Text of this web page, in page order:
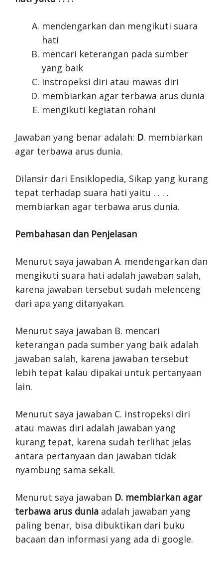
mendengarkan dan mengikuti suara
hati
mencari keterangan pada sumber
yang baik
instropeksi diri atau mawas diri
membiarkan agar terbawa arus dunia
mengikuti kegiatan rohani
Jawaban yang benar adalah: D. membiarkan
agar terbawa arus dunia.
Dilansir dari Ensiklopedia, Sikap yang kurang
tepat terhadap suara hati yaitu . . . .
membiarkan agar terbawa arus dunia.
Pembahasan dan Penjelasan
Menurut saya jawaban A. mendengarkan dan
mengikuti suara hati adalah jawaban salah,
karena jawaban tersebut sudah melenceng
dari apa yang ditanyakan.
Menurut saya jawaban B. mencari
keterangan pada sumber yang baik adalah
jawaban salah, karena jawaban tersebut
lebih tepat kalau dipakai untuk pertanyaan
lain.
Menurut saya jawaban C. instropeksi diri
atau mawas diri adalah jawaban yang
kurang tepat, karena sudah terlihat jelas
antara pertanyaan dan jawaban tidak
nyambung sama sekali.
Menurut saya jawaban D. membiarkan agar
terbawa arus dunia adalah jawaban yang
paling benar, bisa dibuktikan dari buku
bacaan dan informasi yang ada di google.